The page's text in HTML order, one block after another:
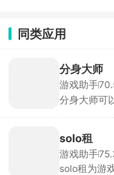
同类应用
分身大师
游戏助手
分身大师可
时在线。分
时，官方强
安全。
solo租
游戏助手
solo租为游